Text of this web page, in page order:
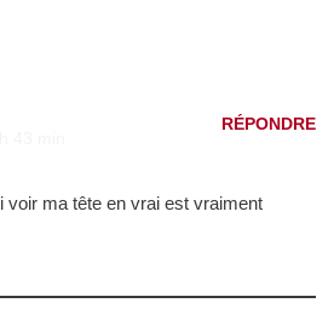
RÉPONDRE
voir ma tête en vrai est vraiment